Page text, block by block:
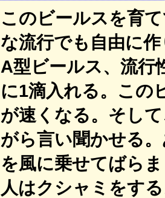
このビールスを育
な流行でも自由に
A型ビールス、流行
に1滴入れる。この
が速くなる。そし
がら言い聞かせる
を風に乗せてばら
人はクシャミをす